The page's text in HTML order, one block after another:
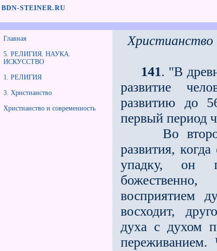
BDN-STEINER.RU
Главная
5. РЕЛИГИЯ. НАУКА.
ИСКУССТВО
1. РЕЛИГИЯ
3. Христианство
Христианство и современность
Христианство
141. "В
развитие
развитию до
первый период
Во второй
развития,
упадку, он
восприятием
восходит,
духа с духом
переживанием.